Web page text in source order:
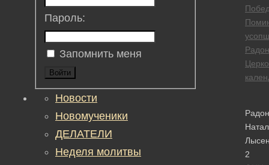
2
Пароль:
Запомнить меня
Войти
Новости
Новомученики
ДЕЛАТЕЛИ
Неделя молитвы